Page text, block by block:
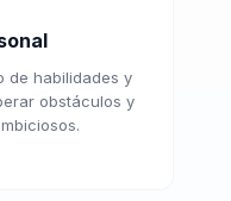
de habilidades y
obstáculos y